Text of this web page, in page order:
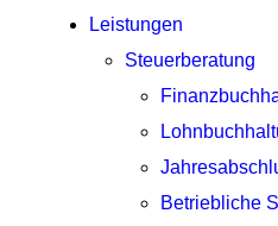
Leistungen
Steuerberatung
Betriebliche